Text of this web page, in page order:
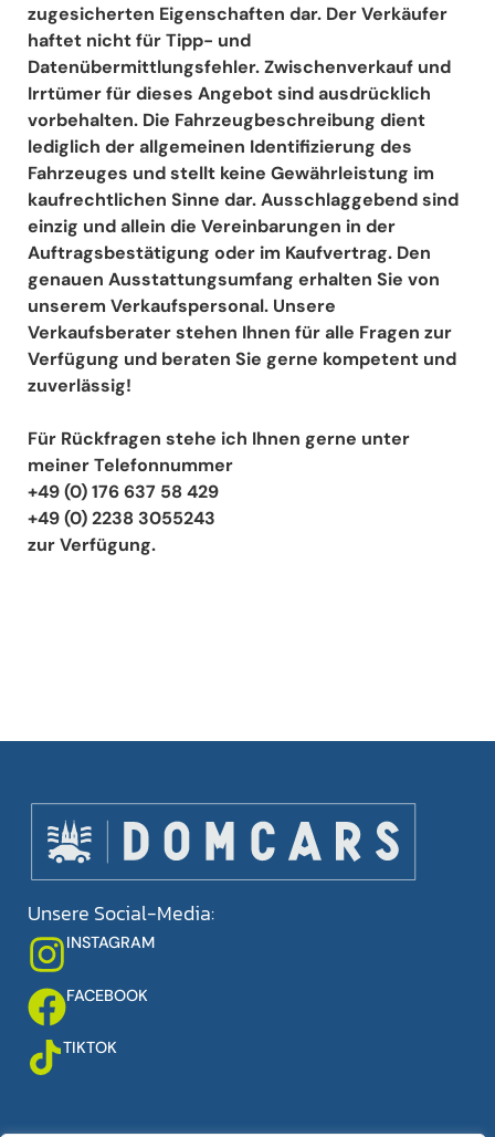
zugesicherten Eigenschaften dar. Der Verkäufer
haftet nicht für Tipp- und
Datenübermittlungsfehler. Zwischenverkauf und
Irrtümer für dieses Angebot sind ausdrücklich
vorbehalten. Die Fahrzeugbeschreibung dient
lediglich der allgemeinen Identifizierung des
Fahrzeuges und stellt keine Gewährleistung im
kaufrechtlichen Sinne dar. Ausschlaggebend sind
einzig und allein die Vereinbarungen in der
Auftragsbestätigung oder im Kaufvertrag. Den
genauen Ausstattungsumfang erhalten Sie von
unserem Verkaufspersonal. Unsere
Verkaufsberater stehen Ihnen für alle Fragen zur
Verfügung und beraten Sie gerne kompetent und
zuverlässig!
Für Rückfragen stehe ich Ihnen gerne unter
meiner Telefonnummer
+49 (0) 176 637 58 429
+49 (0) 2238 3055243
zur Verfügung.
Unsere Social-Media:
INSTAGRAM
FACEBOOK
TIKTOK